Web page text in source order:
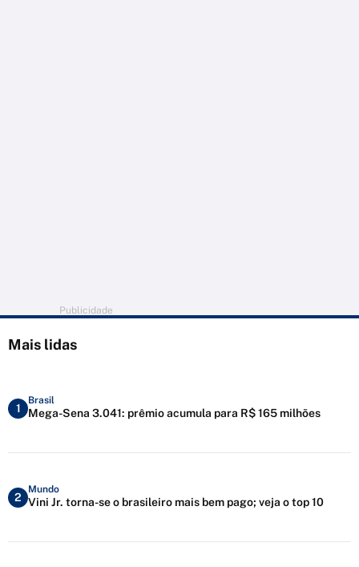
Publicidade
Mais lidas
1
Brasil
Mega-Sena 3.041: prêmio acumula para R$ 165 milhões
2
Mundo
Vini Jr. torna-se o brasileiro mais bem pago; veja o top 10